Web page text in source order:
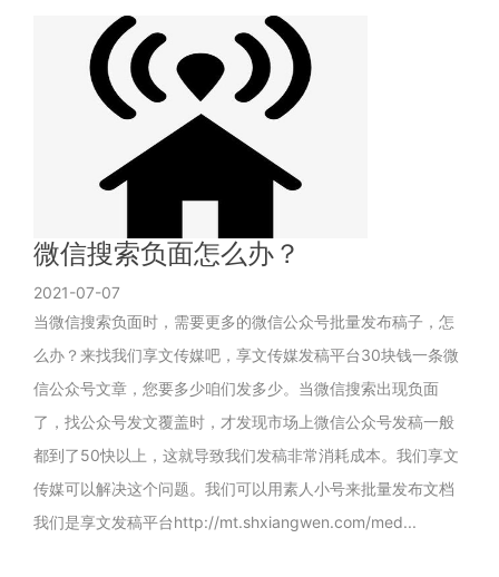
微信搜索负面怎么办？
2021-07-07
当微信搜索负面时，需要更多的微信公众号批量发布稿子，怎
么办？来找我们享文传媒吧，享文传媒发稿平台30块钱一条微
信公众号文章，您要多少咱们发多少。当微信搜索出现负面
了，找公众号发文覆盖时，才发现市场上微信公众号发稿一般
都到了50快以上，这就导致我们发稿非常消耗成本。我们享文
传媒可以解决这个问题。我们可以用素人小号来批量发布文档
我们是享文发稿平台http://mt.shxiangwen.com/med...